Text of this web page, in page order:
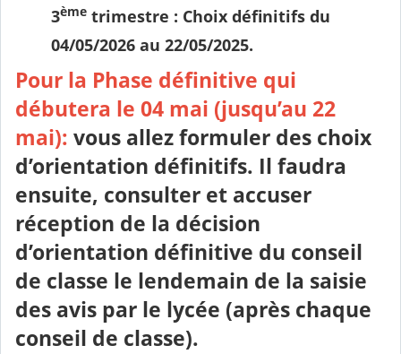
3ème trimestre : Choix définitifs du
04/05/2026 au 22/05/2025.
Pour la Phase définitive qui
débutera le 04 mai (jusqu’au 22
mai): vous allez formuler des choix
d’orientation définitifs. Il faudra
ensuite, consulter et accuser
réception de la décision
d’orientation définitive du conseil
de classe le lendemain de la saisie
des avis par le lycée (après chaque
conseil de classe).